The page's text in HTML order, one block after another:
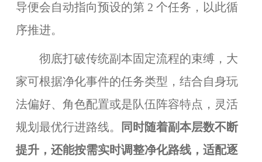
导便会自动指向预设的第 2 个任务，以此循
序推进。
彻底打破传统副本固定流程的束缚，大
家可根据净化事件的任务类型，结合自身玩
法偏好、角色配置或是队伍阵容特点，灵活
规划最优行进路线。
同时随着副本层数不断
提升，还能按需实时调整净化路线，适配逐